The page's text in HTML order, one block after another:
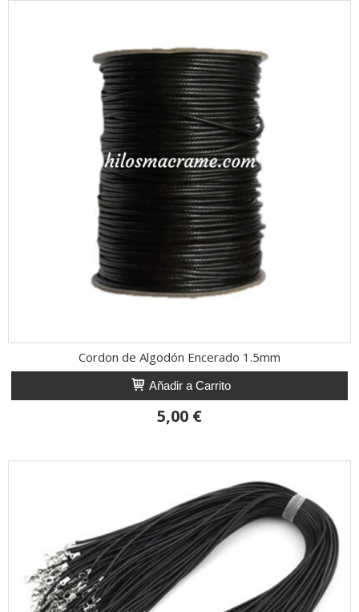
Cordon de Algodón Encerado 1.5mm
Añadir a Carrito
5,00 €